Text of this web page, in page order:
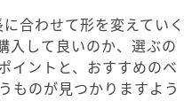
合わせて形を変えていく
入して良いのか、選ぶの
イントと、おすすめのベ
ものが見つかりますよう